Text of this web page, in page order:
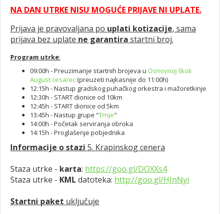
NA DAN UTRKE NISU MOGUĆE PRIJAVE NI UPLATE.
Prijava je pravovaljana po uplati kotizacije, sama
prijava bez uplate ne garantira startni broj.
Program utrke:
09:00h - Preuzimanje startnih brojeva u Osnovnoj školi
August cesarec(preuzeti najkasnije do 11:00h)
12:15h - Nastup gradskog puhačkog orkestra i mažoretkinje
12:30h - START dionice od 10km
12:45h - START dionice od 5km
13:45h - Nastup grupe “Trnje"
14:00h - Početak serviranja obroka
14:15h - Proglašenje pobjednika
Informacije o stazi 5. Krapinskog cenera
Staza utrke - karta: https://goo.gl/DOXXs4
Staza utrke - KML datoteka: http://goo.gl/HJnNyi
Startni paket uključuje